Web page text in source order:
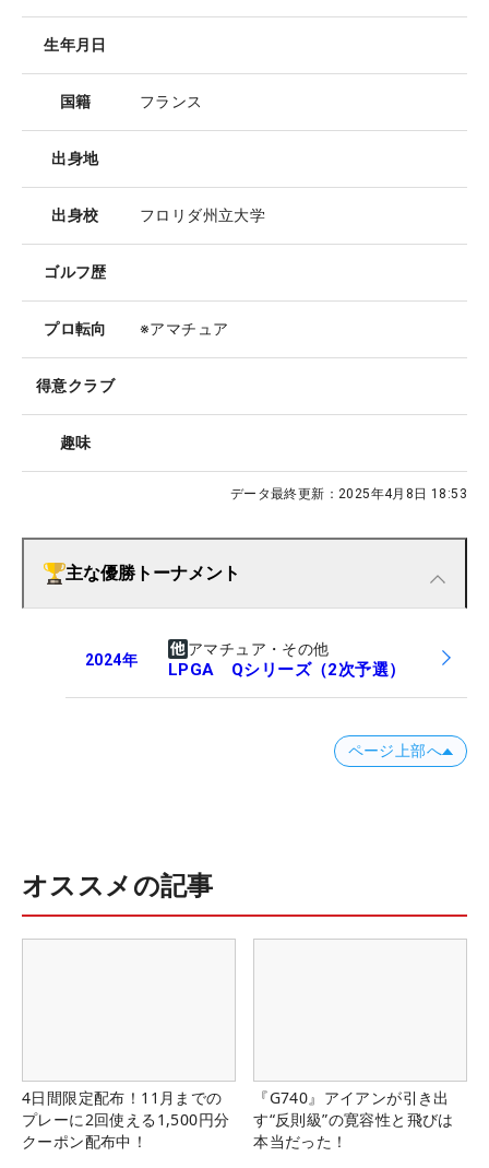
生年月日
国籍 フランス
出身地
出身校 フロリダ州立大学
ゴルフ歴
プロ転向 ※アマチュア
得意クラブ
趣味
データ最終更新： 2025年4月8日 18:53
主な優勝トーナメント
2024年
アマチュア・その他
LPGA Qシリーズ（2次予選）
ページ上部へ
オススメの記事
4日間限定配布！11月までの
プレーに2回使える1,500円分
クーポン配布中！
『G740』アイアンが引き出
す“反則級”の寛容性と飛びは
本当だった！